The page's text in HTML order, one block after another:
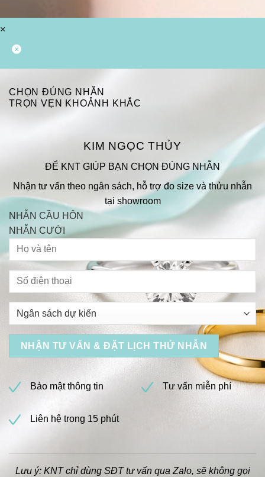
×
CHỌN ĐÚNG NHẪN
TRỌN VẸN KHOẢNH KHẮC
KIM NGỌC THỦY
ĐỂ KNT GIÚP BẠN CHỌN ĐÚNG NHẪN
Nhận tư vấn theo ngân sách, hỗ trợ đo size và thửu nhẫn
tại showroom
NHẪN CẦU HÔN
NHẪN CƯỚI
Bảo mật thông tin Tư vấn miễn phí
Liên hệ trong 15 phút
Lưu ý: KNT chỉ dùng SĐT tư vấn qua Zalo, sẽ không gọi